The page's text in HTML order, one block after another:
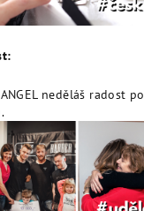
neděláš radost